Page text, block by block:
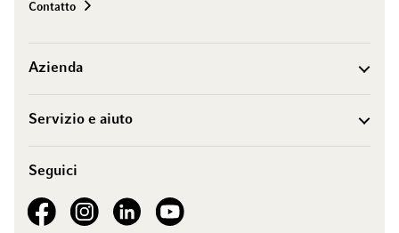
Contatto
Azienda
Servizio e aiuto
Seguici
See our FacebookSee our Instagram account
See our LinkedInSee our YouTube channel